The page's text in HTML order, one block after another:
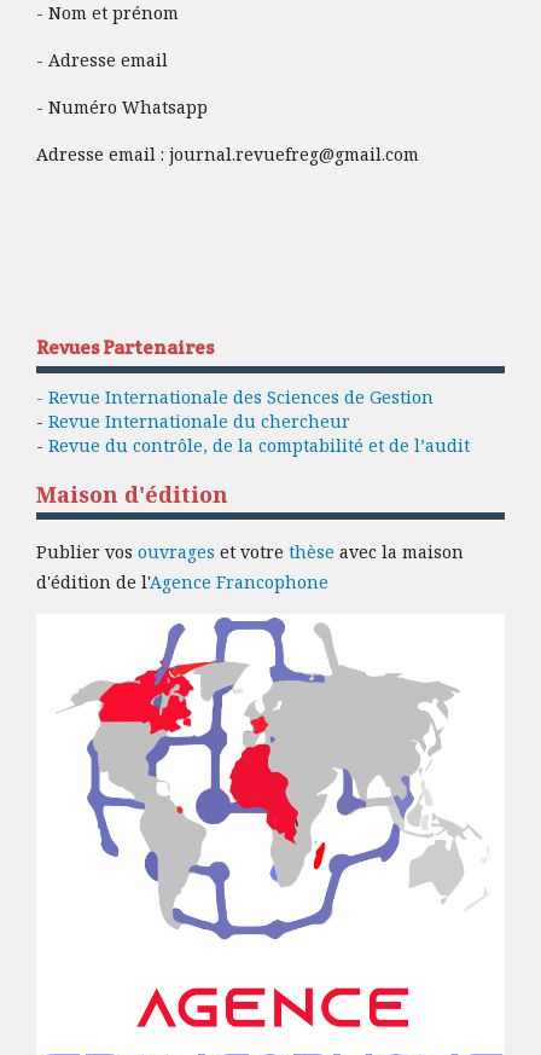
- Nom et prénom
- Adresse email
- Numéro Whatsapp
Adresse email : journal.revuefreg@gmail.com
Revues Partenaires
- Revue Internationale des Sciences de Gestion
- Revue Internationale du chercheur
- Revue du contrôle, de la comptabilité et de l’audit
Maison d'édition
Publier vos ouvrages et votre thèse avec la maison
d'édition de l'Agence Francophone